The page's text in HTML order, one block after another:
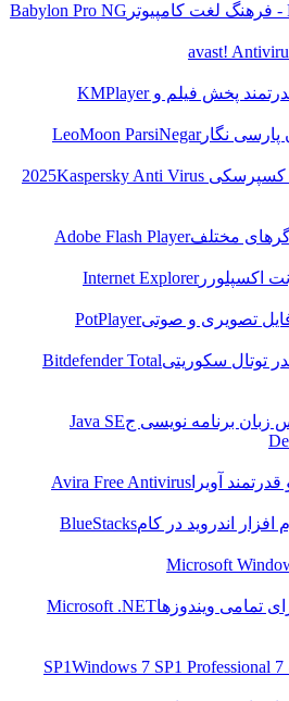
Babylon Pro NG
avast!
پخش فیلم وKMPlayer
نگارLeoMoon ParsiNegar
2025
Kaspersky Anti Virus
مختلفAdobe Flash Player
اکسپلوررInternet Explorer
تصویری و صوتیPotPlayer
توتال سکوریتیBitdefender Total
زبان برنامه نویسی جJava SE
آویرا Avira Free Antivirus
اندروید در کامBlueStacks
تمامی ویندوزهاMicrosoft .NET
Windows 7 SP1 Professional